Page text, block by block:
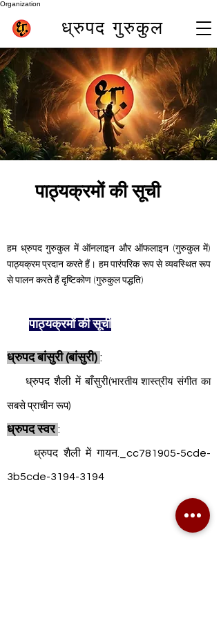
Organization
पुणे (भारत) में सर्वश्रेष्ठ बांसुरी शिक्षक समीर इनामदार (प्रसिद्ध
ध्रुपद बांसुरी वादक)
best online flute class
ध्रुपद गुरुकुल
पाठ्यक्रमों की सूची
हम ध्रुपद गुरुकुल में ऑनलाइन और ऑफलाइन (गुरुकुल में)
पाठ्यक्रम प्रदान करते हैं। हम पारंपरिक रूप से व्यवस्थित रूप
से पालन करते हैंदृष्टिकोण (गुरुकुल पद्धति)
पाठ्यक्रमों की सूची
ध्रुपद बांसुरी (बांसुरी) :
ध्रुपद शैली में बाँसुरी(भारतीय शास्त्रीय संगीत का
सबसे प्राचीन रूप)
ध्रुपद स्वर :
ध्रुपद शैली में गायन._cc781905-5cde-
3b5cde-3194-3194